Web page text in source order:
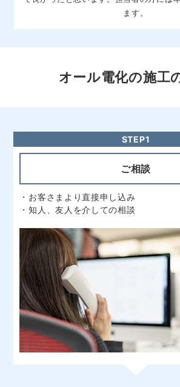
オール電化の施工
ご相談
・お客さまより直接申し込み
・知人、友人を介しての相談
STEP2